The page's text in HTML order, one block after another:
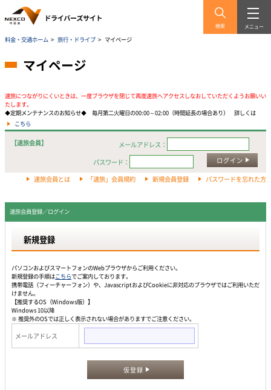
検索 メニュー
料金・交通ホーム > 旅行・ドライブ > マイページ
マイページ
速旅につながりにくいときは、一度ブラウザを閉じて再度速旅へアクセスしなおしていただくようお願いい
たします。
◆定期メンテナンスのお知らせ◆ 毎月第二火曜日の00:00～02:00（時間延長の場合あり） 詳しくは
こちら
【速旅会員】
メールアドレス：
パスワード：
ログイン
速旅会員とは 「速旅」会員規約 新規会員登録 パスワードを忘れた方
速旅会員登録／ログイン
新規登録
パソコンおよびスマートフォンのWebプラウザからご利用ください。
新規登録の手順はこちらでご案内しております。
携帯電話（フィーチャーフォン）や、JavascriptおよびCookieに非対応のブラウザではご利用いただ
けません。
【推奨するOS（Windows版）】
Windows 10以降
※ 推奨外のOSでは正しく表示されない場合がありますでご注意ください。
メールアドレス
仮登録